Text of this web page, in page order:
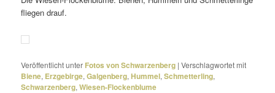
fliegen drauf.
Veröffentlicht unter Fotos von Schwarzenberg |Verschlagwortet mit
Biene, Erzgebirge,Galgenberg,Hummel,Schmetterling,
Schwarzenberg,Wiesen-Flockenblume